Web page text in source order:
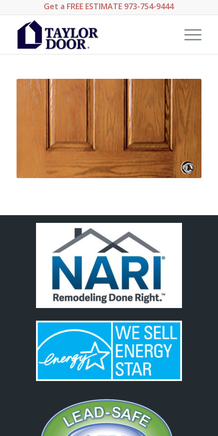
Get a FREE ESTIMATE 973-754-9444